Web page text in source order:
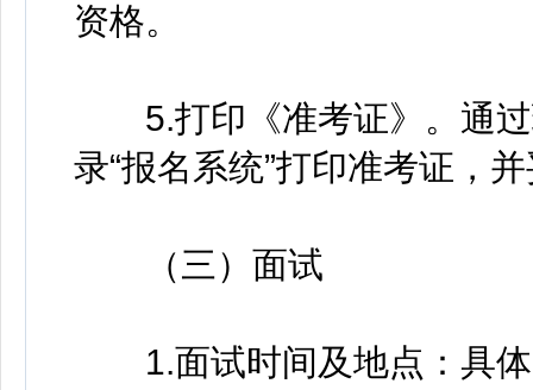
资格。
5.打印《准考证》。通过
录“报名系统”打印准考证，
（三）面试
1.面试时间及地点：具体